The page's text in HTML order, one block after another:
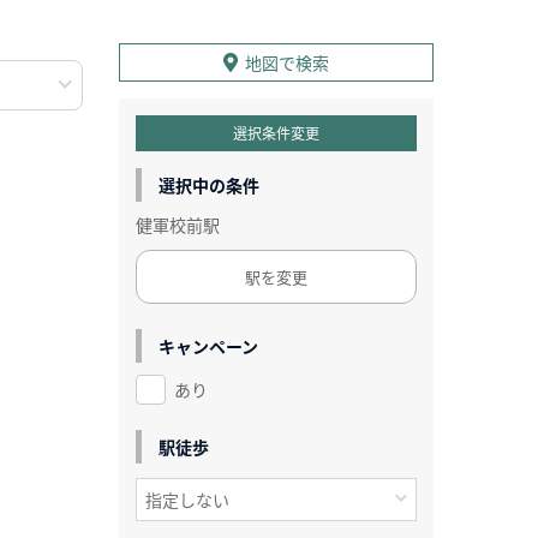
地図で検索
選択条件変更
選択中の条件
健軍校前駅
駅を変更
キャンペーン
あり
駅徒歩